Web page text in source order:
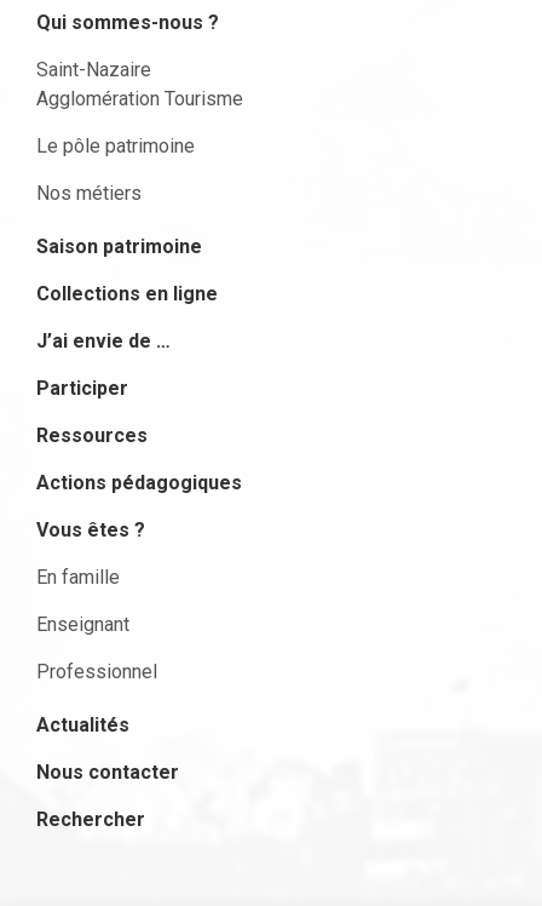
Qui sommes-nous ?
Saint-Nazaire
Agglomération Tourisme
Le pôle patrimoine
Nos métiers
Saison patrimoine
Collections en ligne
J’ai envie de …
Participer
Ressources
Actions pédagogiques
Vous êtes ?
En famille
Enseignant
Professionnel
Actualités
Nous contacter
Rechercher